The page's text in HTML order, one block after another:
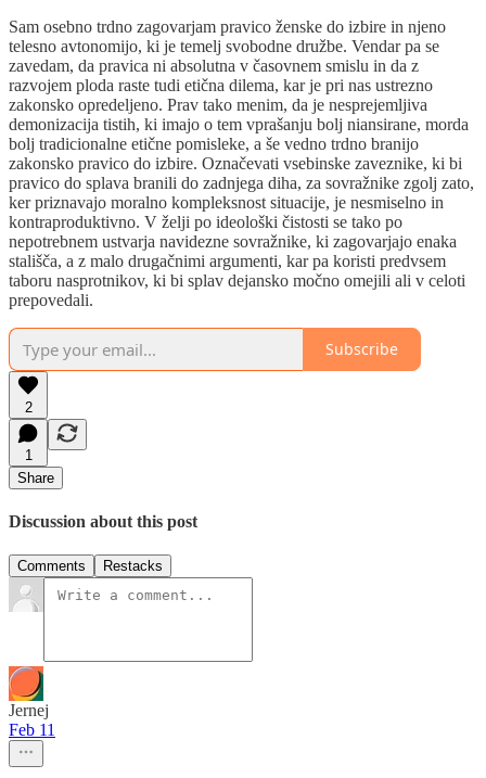
Sam osebno trdno zagovarjam pravico ženske do izbire in njeno
telesno avtonomijo, ki je temelj svobodne družbe. Vendar pa se
zavedam, da pravica ni absolutna v časovnem smislu in da z
razvojem ploda raste tudi etična dilema, kar je pri nas ustrezno
zakonsko opredeljeno. Prav tako menim, da je nesprejemljiva
demonizacija tistih, ki imajo o tem vprašanju bolj niansirane, morda
bolj tradicionalne etične pomisleke, a še vedno trdno branijo
zakonsko pravico do izbire. Označevati vsebinske zaveznike, ki bi
pravico do splava branili do zadnjega diha, za sovražnike zgolj zato,
ker priznavajo moralno kompleksnost situacije, je nesmiselno in
kontraproduktivno. V želji po ideološki čistosti se tako po
nepotrebnem ustvarja navidezne sovražnike, ki zagovarjajo enaka
stališča, a z malo drugačnimi argumenti, kar pa koristi predvsem
taboru nasprotnikov, ki bi splav dejansko močno omejili ali v celoti
prepovedali.
Subscribe
2
1
Share
Discussion about this post
Comments Restacks
Jernej
Feb 11